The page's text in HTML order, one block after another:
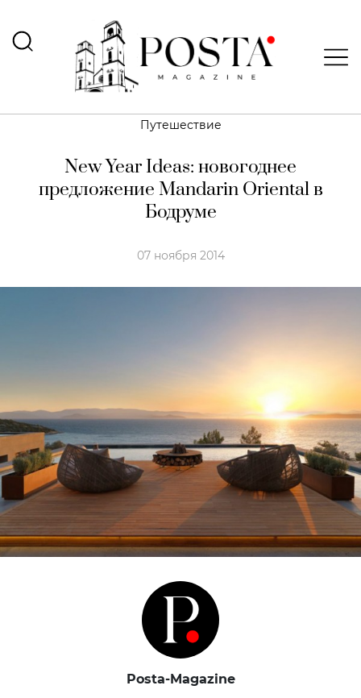
Путешествие
New Year Ideas: новогоднее
предложение Mandarin Oriental в
Бодруме
07 ноября 2014
Posta-Magazine